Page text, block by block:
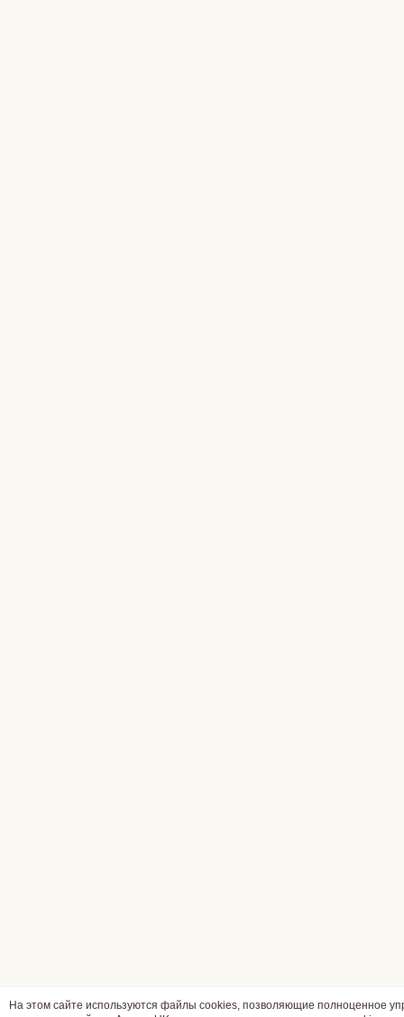
На этом сайте используются файлы cookies, позволяющие полноценное